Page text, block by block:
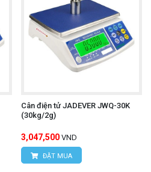
Cân điện tử JADEVER JWQ-30K
(30kg/2g)
3,047,500 VND
ĐẶT MUA